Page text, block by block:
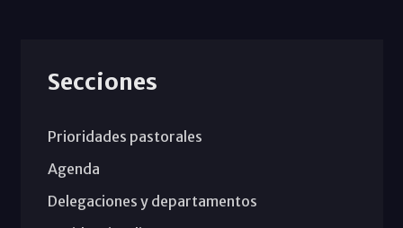
Secciones
Prioridades pastorales
Agenda
Delegaciones y departamentos